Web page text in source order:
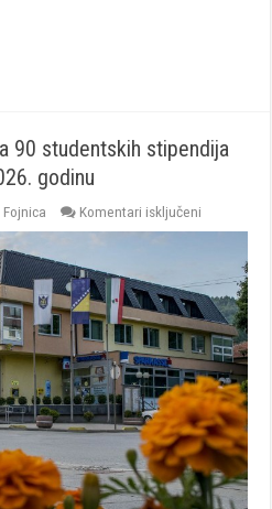
90 studentskih stipendija
godinu
Fojnica Komentari isključeni
Općina
dodijelila
90
studentskih
stipendija
za
akademsku
2025/2026.
godinu